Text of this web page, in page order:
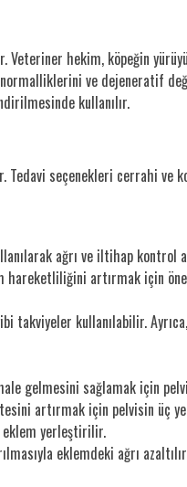
hekim, köpeğin
ve dejeneratif
kullanılır.
Tedavi seçenekleri cerrahi
ağrı ve iltihap kontrol
artırmak için
takviyeler kullanılabilir.
gelmesini sağlamak için
artırmak için pelvisin üç
eklem yerleştirilir.
eklemdeki ağrı